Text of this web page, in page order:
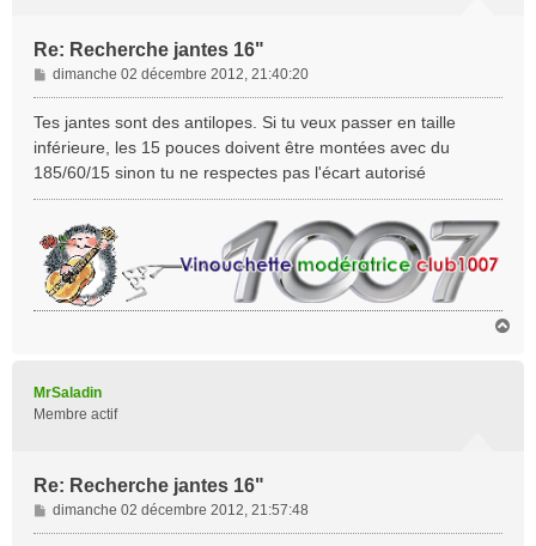
Re: Recherche jantes 16"
M
e
a
g
e
dimanche 02 décembre 2012, 21:40:20
Tes jantes sont des antilopes. Si tu veux passer en taille
inférieure, les 15 pouces doivent être montées avec du
185/60/15 sinon tu ne respectes pas l'écart autorisé
MrSaladin
Membre actif
Re: Recherche jantes 16"
M
e
dimanche 02 décembre 2012, 21:57:48